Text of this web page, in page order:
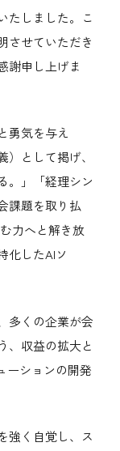
たしました。こ
させていただき
謝申し上げま
勇気を与え
として掲げ、
。」「経理シン
課題を取り払
力へと解き放
化したAIソ
多くの企業が会
、収益の拡大と
ーションの開発
強く自覚し、ス